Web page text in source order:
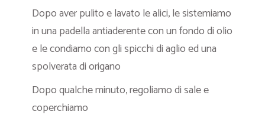
Dopo aver pulito e lavato le alici, le sistemiamo
in una padella antiaderente con un fondo di olio
e le condiamo con gli spicchi di aglio ed una
spolverata di origano
Dopo qualche minuto, regoliamo di sale e
coperchiamo